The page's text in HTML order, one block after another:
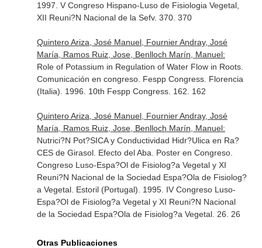
1997. V Congreso Hispano-Luso de Fisiologia Vegetal,
XII Reuni?N Nacional de la Sefv. 370. 370
Quintero Ariza, José Manuel, Fournier Andray, José
María, Ramos Ruiz, Jose, Benlloch Marín, Manuel:
Role of Potassium in Regulation of Water Flow in Roots.
Comunicación en congreso. Fespp Congress. Florencia
(Italia). 1996. 10th Fespp Congress. 162. 162
Quintero Ariza, José Manuel, Fournier Andray, José
María, Ramos Ruiz, Jose, Benlloch Marín, Manuel:
Nutrici?N Pot?SICA y Conductividad Hidr?Ulica en Ra?
CES de Girasol. Efecto del Aba. Poster en Congreso.
Congreso Luso-Espa?Ol de Fisiolog?a Vegetal y XI
Reuni?N Nacional de la Sociedad Espa?Ola de Fisiolog?
a Vegetal. Estoril (Portugal). 1995. IV Congreso Luso-
Espa?Ol de Fisiolog?a Vegetal y XI Reuni?N Nacional
de la Sociedad Espa?Ola de Fisiolog?a Vegetal. 26. 26
Otras Publicaciones